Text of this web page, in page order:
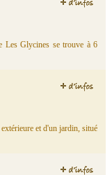
Les Glycines se trouve à 6
et d'un jardin, situé